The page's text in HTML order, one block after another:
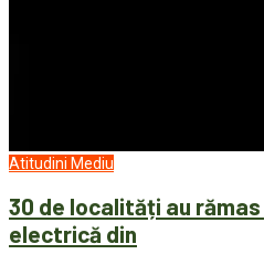
Atitudini Mediu
30 de localități au
electrică din